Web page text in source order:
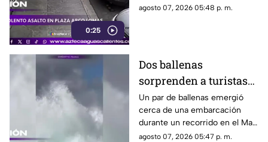
0:25
El ataque quedó registrado por
agosto 07, 2026 05:48 p. m.
Dos ballenas
sorprenden a turistas
durante avistamiento
en el Mar de Cortés
Un par de ballenas emergió
cerca de una embarcación
durante un recorrido en el Mar
de Cortés. El avistamiento fue
agosto 07, 2026 05:47 p. m.